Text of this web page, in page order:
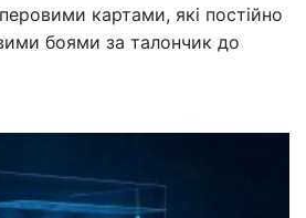
картами, які постійно
боями за талончик до